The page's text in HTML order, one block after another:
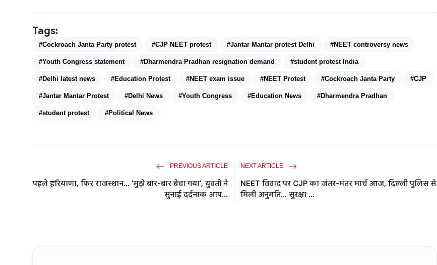
Tags:
#Cockroach Janta Party protest #CJP NEET protest #Jantar Mantar protest Delhi #NEET controversy news
#Youth Congress statement #Dharmendra Pradhan resignation demand #student protest India
#Delhi latest news #Education Protest #NEET exam issue #NEET Protest #Cockroach Janta Party #CJP
#Jantar Mantar Protest #Delhi News #Youth Congress #Education News #Dharmendra Pradhan
#student protest #Political News
PREVIOUS ARTICLE
पहले हरियाणा, फिर राजस्थान... 'मुझे बार-बार बेचा गया', युवती ने
सुनाई दर्दनाक आप...
NEXT ARTICLE
NEET विवाद पर CJP का जंतर-मंतर मार्च आज, दिल्ली पुलिस से
मिली अनुमति... सुरक्षा ...